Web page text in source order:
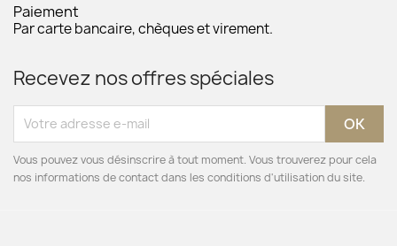
Paiement
Par carte bancaire, chèques et virement.
Recevez nos offres spéciales
Vous pouvez vous désinscrire à tout moment. Vous trouverez pour cela
nos informations de contact dans les conditions d'utilisation du site.